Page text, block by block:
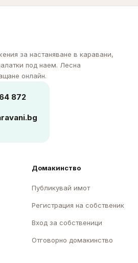
за настаняване в каравани,
под наем. Лесна
онлайн.
872
Домакинство
Публикувай имот
Регистрация на собственик
Вход за собственици
Отговорно домакинство